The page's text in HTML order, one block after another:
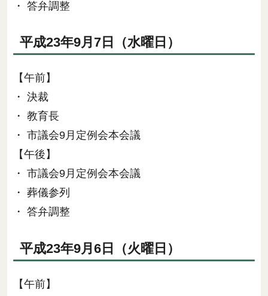
・ 答弁調整
平成23年9月7日（水曜日）
【午前】
・ 決裁
・ 教育長
・ 市議会9月定例会本会議
【午後】
・ 市議会9月定例会本会議
・ 葬儀参列
・ 答弁調整
平成23年9月6日（火曜日）
【午前】